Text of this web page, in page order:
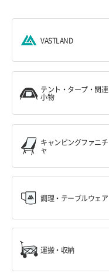
VASTLAND
テント・タープ・関連
小物
キャンピングファニチ
ャ
調理・テーブルウェア
運搬・収納